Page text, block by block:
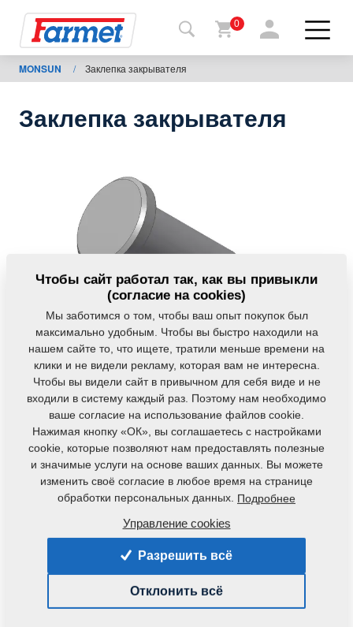
Назад
на
машины
скачиванию
0
MONSUN / Заклепка закрывателя
Заклепка закрывателя
Код продукта: m81200406-080
Данная деталь также применяется и для
следующего оборудования:
0,1000 Кг
Чтобы сайт работал так, как вы привыкли
(согласие на cookies)
Мы заботимся о том, чтобы ваш опыт покупок был
максимально удобным. Чтобы вы быстро находили на
нашем сайте то, что ищете, тратили меньше времени на
клики и не видели рекламу, которая вам не интересна.
Чтобы вы видели сайт в привычном для себя виде и не
входили в систему каждый раз. Поэтому нам необходимо
ваше согласие на использование файлов cookie.
Нажимая кнопку «ОК», вы соглашаетесь с настройками
cookie, которые позволяют нам предоставлять полезные
и значимые услуги на основе ваших данных. Вы можете
изменить своё согласие в любое время на странице
обработки персональных данных. Подробнее
Управление cookies
Разрешить всё
Отклонить всё